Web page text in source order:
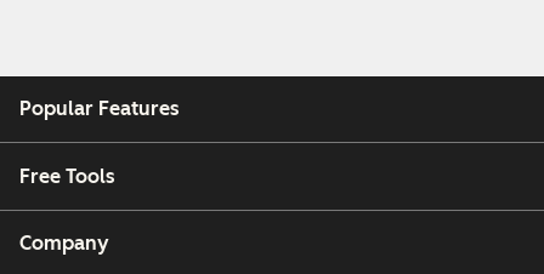
Popular Features
Free Tools
Company